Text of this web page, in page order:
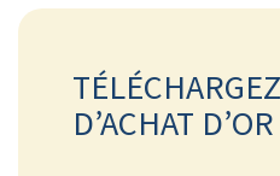
D’ACHAT D’OR